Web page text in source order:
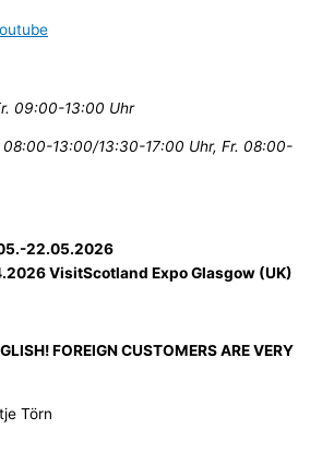
09:00-13:00 Uhr
08:00-13:00/13:30-17:00 Uhr, Fr. 08:00-
22.05.2026
VisitScotland Expo Glasgow (UK)
FOREIGN CUSTOMERS ARE VERY
Törn